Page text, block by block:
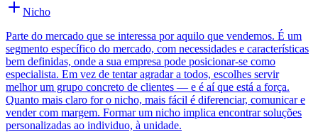
Nicho
Parte do mercado que se interessa por aquilo que vendemos. É um
segmento específico do mercado, com necessidades e características
bem definidas, onde a sua empresa pode posicionar-se como
especialista. Em vez de tentar agradar a todos, escolhes servir
melhor um grupo concreto de clientes — e é aí que está a força.
Quanto mais claro for o nicho, mais fácil é diferenciar, comunicar e
vender com margem. Formar um nicho implica encontrar soluções
personalizadas ao individuo, à unidade.